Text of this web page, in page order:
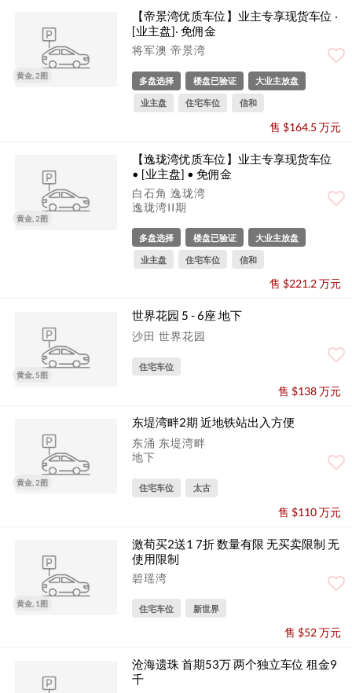
黄金, 2图
【帝景湾优质车位】业主专享现货车位 ‧
[业主盘]‧ 免佣金
将军澳 帝景湾
多盘选择 楼盘已验证 大业主放盘
业主盘 住宅车位 信和
售 $164.5 万元
黄金, 2图
【逸珑湾优质车位】业主专享现货车位
• [业主盘] • 免佣金
白石角 逸珑湾
逸珑湾II期
多盘选择 楼盘已验证 大业主放盘
业主盘 住宅车位 信和
售 $221.2 万元
黄金, 5图
世界花园 5 - 6座 地下
沙田 世界花园
住宅车位
售 $138 万元
黄金, 2图
东堤湾畔2期 近地铁站出入方便
东涌 东堤湾畔
地下
住宅车位 太古
售 $110 万元
黄金, 1图
激荀买2送1 7折 数量有限 无买卖限制 无
使用限制
碧瑶湾
住宅车位 新世界
售 $52 万元
沧海遗珠 首期53万 两个独立车位 租金9
千